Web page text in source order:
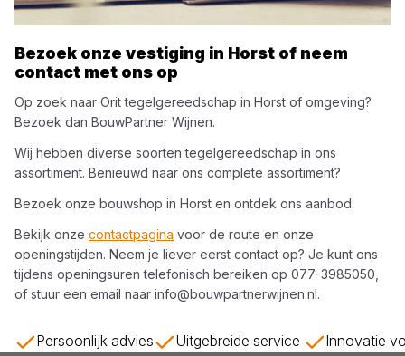
Bezoek onze vestiging in Horst of neem
contact met ons op
Op zoek naar Orit tegelgereedschap in Horst of omgeving?
Bezoek dan BouwPartner Wijnen.
Wij hebben diverse soortentegelgereedschap in ons
assortiment. Benieuwd naar ons complete assortiment?
Bezoek onze bouwshop in Horst en ontdek ons aanbod.
Bekijk onze contactpagina voor de route en onze
openingstijden. Neem je liever eerst contact op? Je kunt ons
tijdens openingsuren telefonisch bereiken op 077-3985050
of stuur een email naar info@bouwpartnerwijnen.nl.
Persoonlijk advies Uitgebreide service Innovatie